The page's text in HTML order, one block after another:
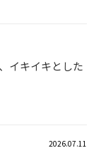
イキイキとした
2026.07.11